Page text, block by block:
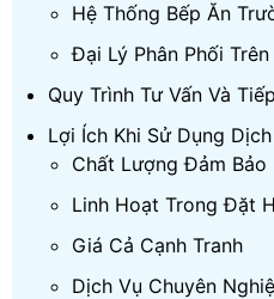
Hệ Thống Bếp Ăn
Đại Lý Phân Phối
Quy Trình Tư Vấn Và
Lợi Ích Khi Sử Dụng
Chất Lượng Đảm Bảo
Linh Hoạt Trong Đặt
Giá Cả Cạnh Tranh
Dịch Vụ Chuyên